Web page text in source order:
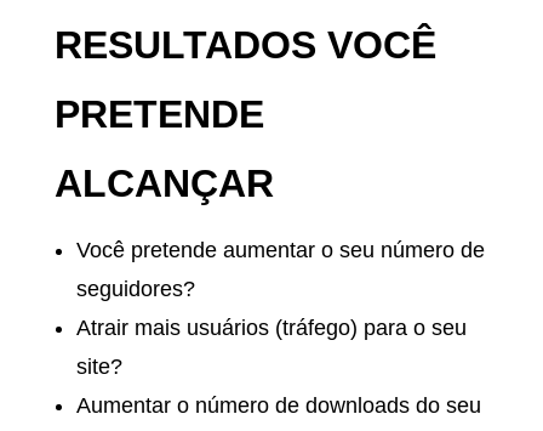
RESULTADOS VOCÊ
PRETENDE
ALCANÇAR
Você pretende aumentar o seu número de
seguidores?
Atrair mais usuários (tráfego) para o seu
site?
Aumentar o número de downloads do seu